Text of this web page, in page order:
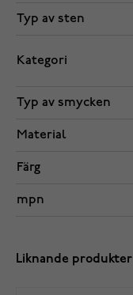
Typ av sten
Kategori
Typ av smycken
Material
Färg
mpn
Liknande produkter